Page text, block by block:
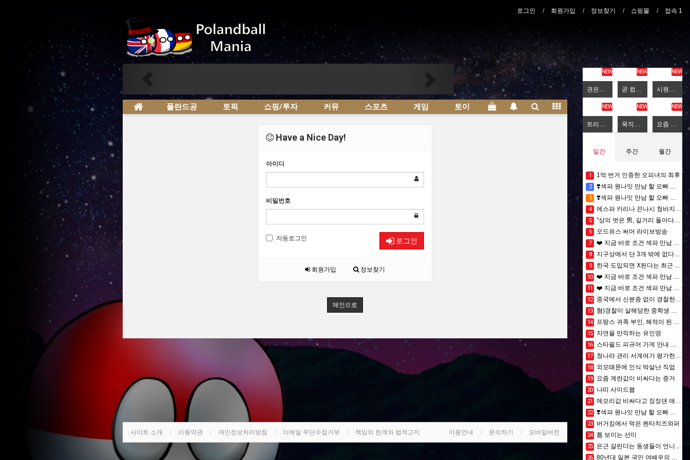
로그인 회원가입 정보찾기 쇼핑몰 접속 1
폴란드공 토픽 쇼핑/투자 커뮤 스포츠 게임 토이 갤러리
Have a Nice Day!
아이디
비밀번호
자동로그인 로그인
회원가입 정보찾기
메인으로
사이트 소개 이용약관 개인정보처리방침 이메일 무단수집거부 책임의 한계와 법적고지 이용안내 문의하기 모바일버전
NEW
권은비 시구사진 고화질
NEW
곧 컴백하는 키키 키야
NEW
시원한 옆태 슬기2
NEW
트리플에스 김채연 맨시티 유니폼 피지컬
NEW
묵직하고 찰진 키스오브라이프 나띠
NEW
요즘 남녀가 서로 사랑하지 못하는 이유
일간 주간 월간
1 1억 번거 인증한 오피녀의 최후
2 ❣️섹파 원나잇 만남 할 오빠 구해요⏩✅노콘✅질싸✅애널✅애무✅입사✅
3 ❣️섹파 원나잇 만남 할 오빠 구해요⏩✅노콘✅질싸✅애널✅애무✅입사✅
4 에스파 카리나 끈나시 청바지 무빙
5 "상의 벗은 男, 길거리 돌아다닌다"…'체온 40도 육박' 40대男 사망
6 오드유스 써머 라이브방송
7 ❤️ 지금 바로 조건 섹파 만남 할 오빠⏩❣️노콘❣️질싸❣️애널❣️애무❣️입사❣️
8 지구상에서 단 3개 밖에 없다는 놀이기구
9 한국 도입되면 X된다는 최근 일본 문화
10 ❤️ 지금 바로 조건 섹파 만남 할 오빠⏩❣️노콘❣️질싸❣️애널❣️애무❣️입사❣️
11 ❤️ 지금 바로 조건 섹파 만남 할 오빠⏩❣️노콘❣️질싸❣️애널❣️애무❣️입사❣️
12 중국에서 신분증 없이 경찰한테 걸리면 생기는 일
13 혐)경찰이 살해당한 중학생 아들의 유품을 돌려주지 않았습니다
14 프랑스 귀족 부인, 해적이 된 이유
15 자연을 만끽하는 유인영
16 스타필드 피규어 가게 안내 문구
17 청나라 관리 서계여가 평가한 화성돈
18 외모때문에 인식 박살난 직업
19 요즘 계란값이 비싸다는 증거
20 나띠 사이드붑
21 메모리값 비싸다고 징징댄 애플의 선택
22 ❣️섹파 원나잇 만남 할 오빠 구해요⏩✅노콘✅질싸✅애널✅애무✅입사✅
23 버거킹에서 먹은 펜타치즈와퍼
24 틈 보이는 선미
25 은근 갈린다는 동생들이 언니 방 들어가는 이유.jpg
26 80년대 일본 국민 여배우의 리즈시절